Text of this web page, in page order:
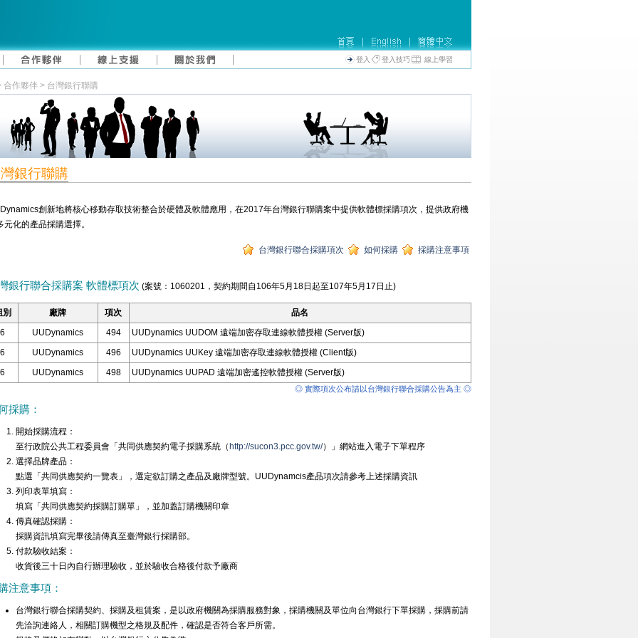
登入 登入技巧 線上學習
作夥伴 > 台灣銀行聯購
銀行聯購
創新地將核心移動存取技術整合於硬體及軟體應用，在2017年台灣銀行聯購案中提供軟體標採購項次，提供政府機
元化的產品採購選擇。
台灣銀行聯合採購項次 如何採購 採購注意事項
銀行聯合採購案 軟體標項次 (案號：1060201，契約期間自106年5月18日起至107年5月17日止)
別 廠牌 項次
品名
6
UUDynamics 494
UUDynamics UUDOM 遠端加密存取連線軟體授權 (Server版)
6
UUDynamics 496
UUDynamics UUKey 遠端加密存取連線軟體授權 (Client版)
6
UUDynamics 498 UUDynamics UUPAD 遠端加密遙控軟體授權 (Server版)
◎ 實際項次公布請以台灣銀行聯合採購公告為主 ◎
採購：
開始採購流程：
至行政院公共工程委員會「共同供應契約電子採購系統（ http://sucon3.pcc.gov.tw/）」網站進入電子下單程序
選擇品牌產品：
點選「共同供應契約一覽表」，選定欲訂購之產品及廠牌型號。UUDynamcis產品項次請參考上述採購資訊
列印表單填寫：
填寫「共同供應契約採購訂購單」，並加蓋訂購機關印章
傳真確認採購：
採購資訊填寫完畢後請傳真至臺灣銀行採購部。
付款驗收結案：
收貨後三十日內自行辦理驗收，並於驗收合格後付款予廠商
注意事項：
台灣銀行聯合採購契約、採購及租賃案，是以政府機關為採購服務對象，採購機關及單位向台灣銀行下單採購，採購前請
先洽詢連絡人，相關訂購機型之格規及配件，確認是否符合客戶所需。